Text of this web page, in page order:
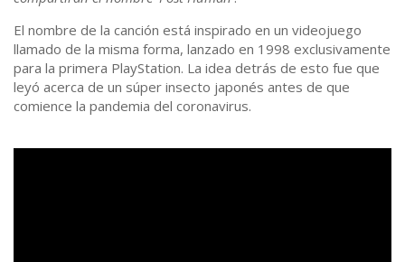
El nombre de la canción está inspirado en un videojuego
llamado de la misma forma, lanzado en 1998 exclusivamente
para la primera PlayStation. La idea detrás de esto fue que
leyó acerca de un súper insecto japonés antes de que
comience la pandemia del coronavirus.